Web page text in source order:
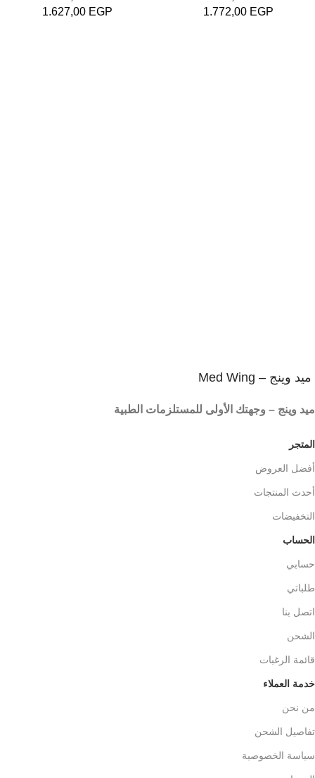
1.772,00 EGP
1.627,00 EGP
ميد وينج – Med Wing
ميد وينج – وجهتك الأولى للمستلزمات الطبية
المتجر
أفضل العروض
أحدث المنتجات
التخفيضات
الحساب
حسابي
طلباتي
اتصل بنا
الشحن
قائمة الرغبات
خدمة العملاء
من نحن
تفاصيل الشحن
سياسة الخصوصية